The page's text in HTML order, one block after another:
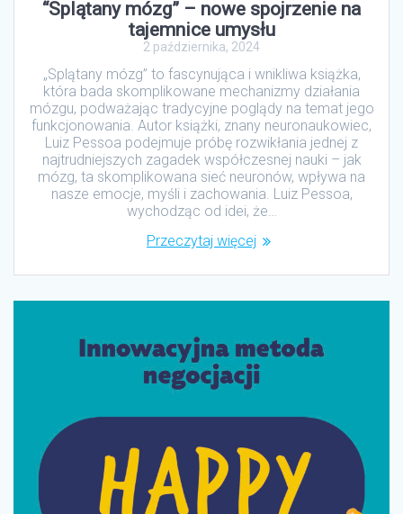
“Splątany mózg” – nowe spojrzenie na
tajemnice umysłu
2 października, 2024
„Splątany mózg” to fascynująca i wnikliwa książka,
która bada skomplikowane mechanizmy działania
mózgu, podważając tradycyjne poglądy na temat jego
funkcjonowania. Autor książki, znany neuronaukowiec,
Luiz Pessoa podejmuje próbę rozwikłania jednej z
najtrudniejszych zagadek współczesnej nauki – jak
mózg, ta skomplikowana sieć neuronów, wpływa na
nasze emocje, myśli i zachowania. Luiz Pessoa,
wychodząc od idei, że…
Przeczytaj więcej